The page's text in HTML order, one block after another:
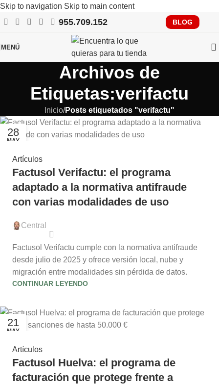
Skip to navigation Skip to main content
RECUERDA QUE PRONTO TENDRÁS QUE CUMPLIR CON
VERIFACTU, CONSÚLTANOS
955.709.152 BLOG
MENÚ
Archivos de
Etiquetas:verifactu
Inicio/Posts etiquetados "verifactu"
28
MAY
Artículos
Factusol Verifactu: el programa
adaptado a la normativa antifraude
con varias modalidades de uso
Central
Factusol Verifactu cumple con la normativa antifraude
desde julio de 2025 y ofrece versión local, nube y
migración entre modalidades sin pérdida de datos.
CONTINUAR LEYENDO
21
MAY
Artículos
Factusol Huelva: el programa de
facturación que protege frente a